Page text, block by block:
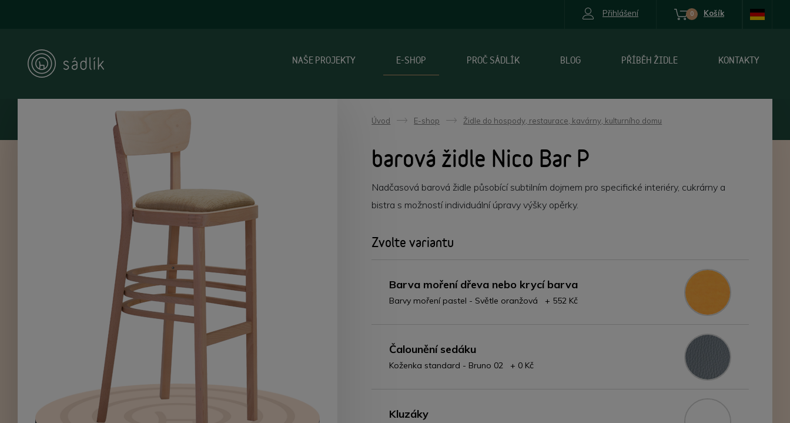
Košík
0
Přihlášení
NAŠE PROJEKTY E-SHOP PROČ SÁDLÍK BLOG PŘÍBĚH ŽIDLE KONTAKTY
Úvod ->
E-shop ->
Židle do hospody, restaurace, kavárny, kulturního domu
barová židle Nico Bar P
Nadčasová barová židle působící subtilním dojmem pro specifické interiéry, cukrárny a
bistra s možností individuální úpravy výšky opěrky.
Zvolte variantu
Barva moření dřeva nebo krycí barva
Barvy moření pastel - Světle oranžová + 552 Kč
Čalounění sedáku
Koženka standard - Bruno 02 + 0 Kč
Kluzáky